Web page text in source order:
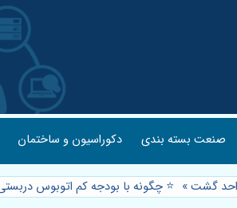
صنعت بسته بندی دکوراسیون و ساختمان
گشت» ⭐️ چگونه با بودجه کم اتوبوس